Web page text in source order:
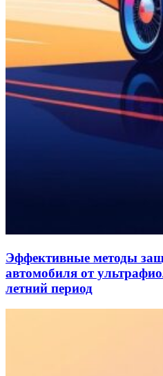
Эффективные методы
автомобиля от
летний период